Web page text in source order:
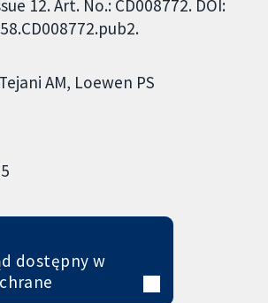
12. Art. No.: CD008772. DOI:
Tejani AM Loewen PS
dostępny w